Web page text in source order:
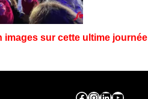
images sur cette ultime journée